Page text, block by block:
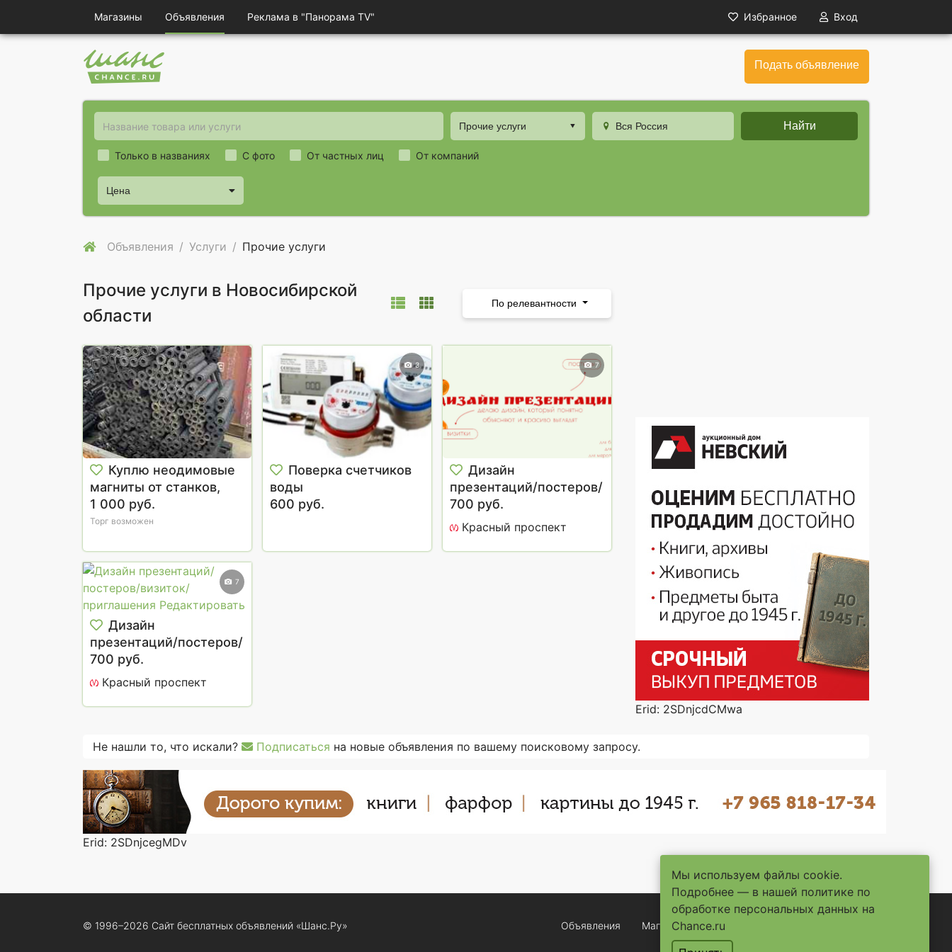
Магазины Объявления Реклама в "Панорама TV" Избранное Вход
Подать объявление
Прочие услуги Вся Россия Найти
Только в названиях
Цена
С фото От частных лиц От компаний
Объявления Услуги Прочие услуги
Прочие услуги в Новосибирской
области
По релевантности
Куплю неодимовые
магниты от станков,
техники, приборов
1 000 руб.
Торг возможен
3
Поверка счетчиков
воды
600 руб.
7
Дизайн
презентаций/постеров/
визиток/приглашения
Редактировать
700 руб.
Красный проспект
7
Дизайн
презентаций/постеров/
визиток/приглашения
Редактировать
700 руб.
Красный проспект
Erid: 2SDnjcdCMwa
Не нашли то, что искали? Подписаться на новые объявления по вашему поисковому запросу.
Erid: 2SDnjcegMDv
Мы используем файлы cookie.
Подробнее — в нашей политике по
обработке персональных данных на
Chance.ru
© 1996–2026 Сайт бесплатных объявлений «Шанс.Ру» Объявления Магазины Услуги